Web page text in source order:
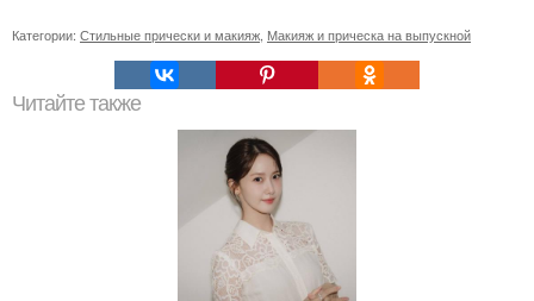
Категории: Стильные прически и макияж Макияж и прическа на выпускной
Читайте также